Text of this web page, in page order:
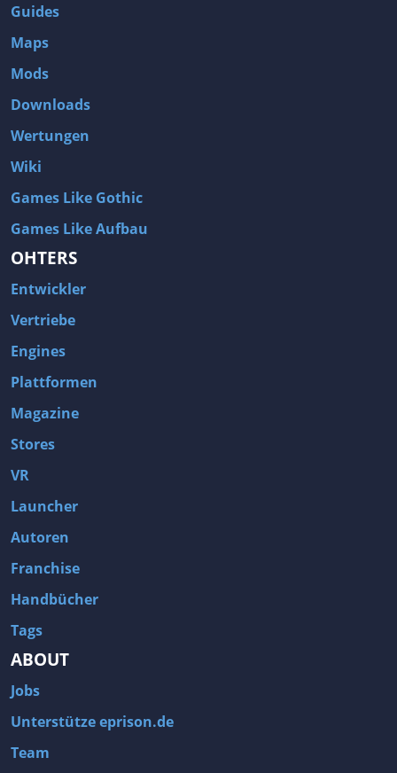
Guides
Maps
Mods
Downloads
Wertungen
Wiki
Games Like Gothic
Games Like Aufbau
OHTERS
Entwickler
Vertriebe
Engines
Plattformen
Magazine
Stores
VR
Launcher
Autoren
Franchise
Handbücher
Tags
ABOUT
Jobs
Unterstütze eprison.de
Team